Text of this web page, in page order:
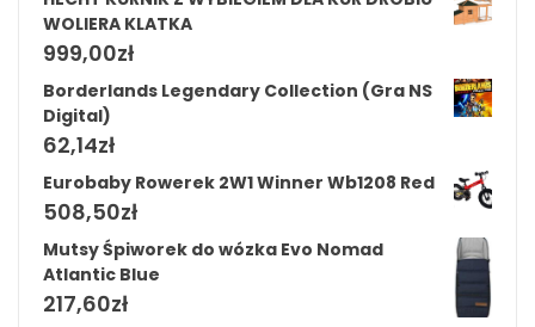
WOLIERA KLATKA
999,00zł
Borderlands Legendary Collection (Gra NS
Digital)
62,14zł
Eurobaby Rowerek 2W1 Winner Wb1208 Red
508,50zł
Mutsy Śpiworek do wózka Evo Nomad
Atlantic Blue
217,60zł